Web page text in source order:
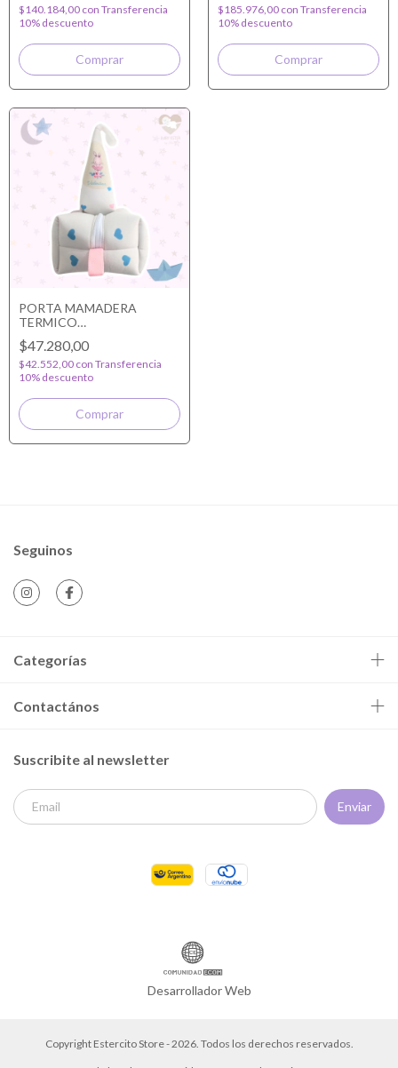
$140.184,00 con Transferencia
10% descuento
$185.976,00 con Transferencia
10% descuento
PORTA MAMADERA
TERMICO
PERSONALIZADO
$47.280,00
$42.552,00 con Transferencia
10% descuento
Seguinos
Categorías
Contactános
Suscribite al newsletter
Desarrollador Web
Copyright Estercito Store - 2026. Todos los derechos reservados.